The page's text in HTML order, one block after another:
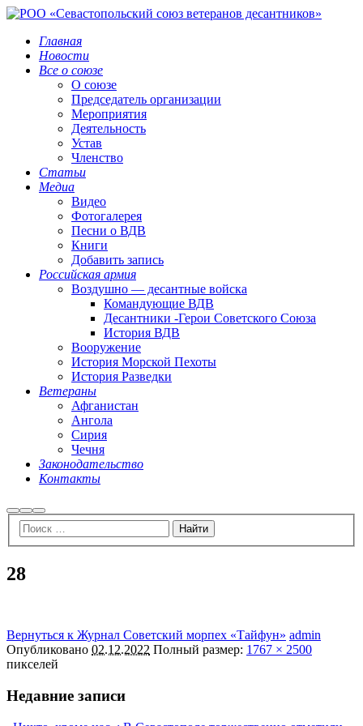
Главная
Новости
Все о союзе
О союзе
Председатель организации
Мероприятия
Деятельность
Устав
Членство
Статьи
Медиа
Видео
Фотогалерея
Песни о ВДВ
Книги
Добавить запись
Российская армия
Воздушно — десантные войска
Командующие ВДВ
Десантники -Герои Советского Союза
История ВДВ
Вооружение
История Морской Пехоты
История Разведки
Ветераны
Афганистан
Ангола
Сирия
Чечня
Законодательство
Контакты
НайтиБольше
информации
Главное
меню
28
Вернуться к Журнал Советский морпех «Тайфун» admin
Опубликовано 02.12.2022 Полный размер: 1767 × 2500
пикселей
Недавние записи